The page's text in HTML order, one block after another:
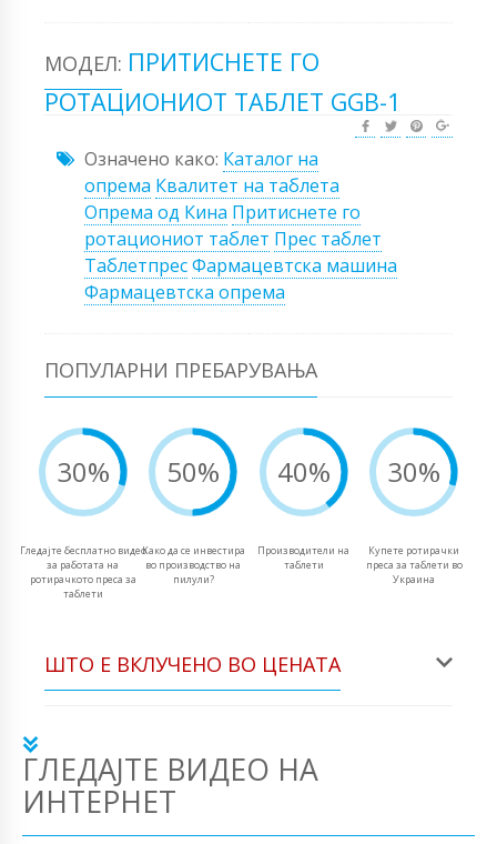
МОДЕЛ: ПРИТИСНЕТЕ ГО
РОТАЦИОНИОТ ТАБЛЕТ GGB-1
Означено како: Каталог на
опрема Квалитет на таблета
Опрема од Кина Притиснете го
ротациониот таблет Прес таблет
ТаблетпресФармацевтска машина
Фармацевтска опрема
ПОПУЛАРНИ ПРЕБАРУВАЊА
30%
Гледајте бесплатно видео
за работата на
ротирачкото преса за
таблети
50%
Како да се инвестира
во производство на
пилули?
40%
Производители на
таблети
30%
Купете ротирачки
преса за таблети во
Украина
ШТО Е ВКЛУЧЕНО ВО ЦЕНАТА
ГЛЕДАЈТЕ ВИДЕО НА
ИНТЕРНЕТ